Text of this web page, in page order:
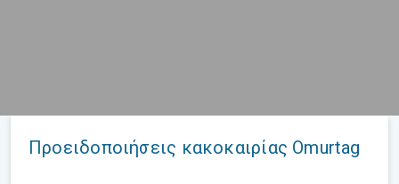
Προειδοποιήσεις κακοκαιρίας Omurtag